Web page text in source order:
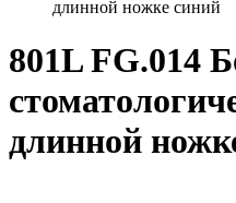
длинной ножке синий
801L FG.014
длинной